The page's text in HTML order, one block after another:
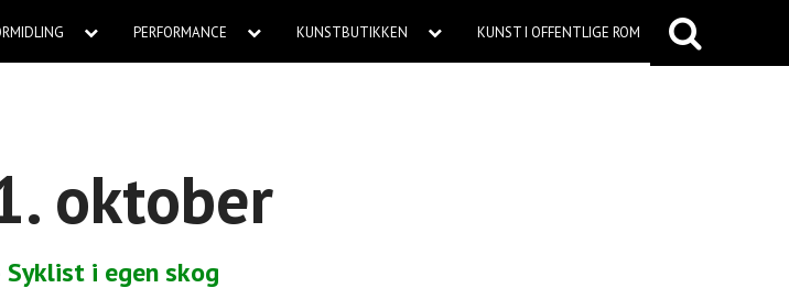
PERFORMANCE KUNSTBUTIKKEN KUNST I OFFENTLIGE ROM
oktober
Syklist i egen skog